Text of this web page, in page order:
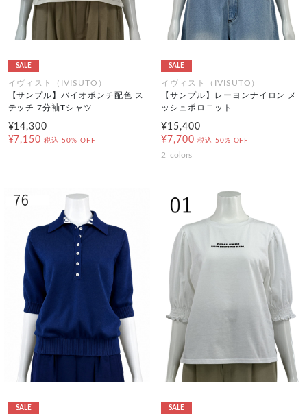
SALE
イヴィスト（IVISUTO）
【サンプル】バイオポンチ配色 ス
テッチ 7分袖Tシャツ
¥14,300
¥7,150 税込 50% OFF
SALE
イヴィスト（IVISUTO）
【サンプル】レーヨンナイロン メ
ッシュポロニット
¥15,400
¥7,700 税込 50% OFF
2 colors
SALE SALE